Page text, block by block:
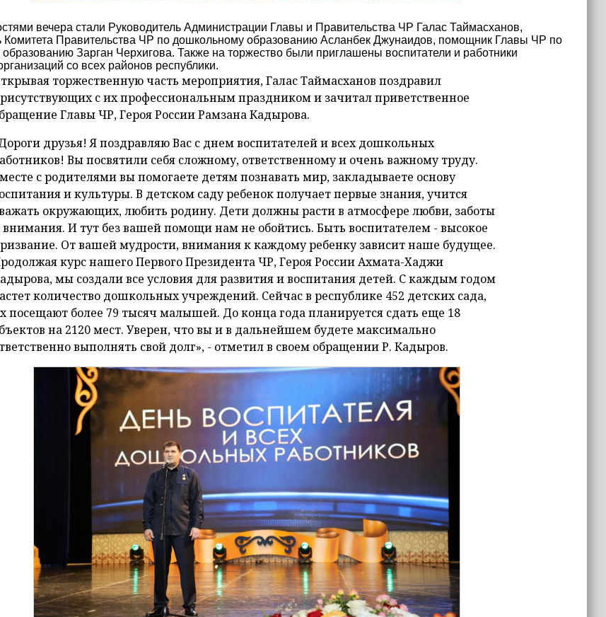
вечера стали Руководитель Администрации Главы и Правительства ЧР Галас Таймасханов,
Комитета Правительства ЧР по дошкольному образованию Асланбек Джунаидов, помощник Главы ЧР по
Зарган Черхигова. Также на торжество были приглашены воспитатели и работники
со всех районов республики.
торжественную часть мероприятия, Галас Таймасханов поздравил
с их профессиональным праздником и зачитал приветственное
Главы ЧР, Героя России Рамзана Кадырова.
друзья! Я поздравляю Вас с днем воспитателей и всех дошкольных
Вы посвятили себя сложному, ответственному и очень важному труду.
с родителями вы помогаете детям познавать мир, закладываете основу
и культуры. В детском саду ребенок получает первые знания, учится
окружающих, любить родину. Дети должны расти в атмосфере любви, заботы
И тут без вашей помощи нам не обойтись. Быть воспитателем - высокое
От вашей мудрости, внимания к каждому ребенку зависит наше будущее.
курс нашего Первого Президента ЧР, Героя России Ахмата-Хаджи
мы создали все условия для развития и воспитания детей. С каждым годом
количество дошкольных учреждений. Сейчас в республике 452 детских сада,
посещают более 79 тысяч малышей. До конца года планируется сдать еще 18
на 2120 мест. Уверен, что вы и в дальнейшем будете максимально
выполнять свой долг», - отметил в своем обращении Р. Кадыров.